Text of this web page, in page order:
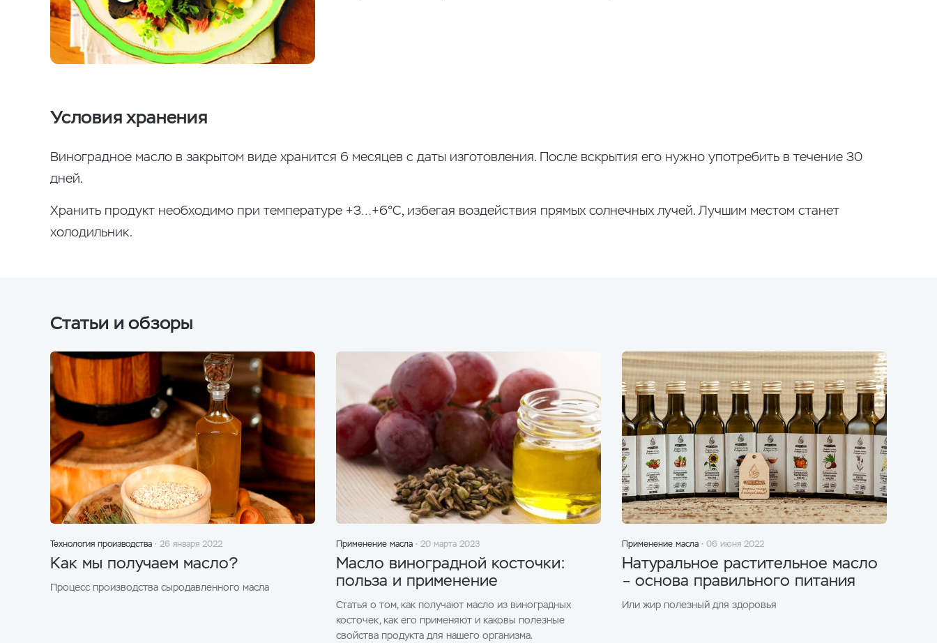
Условия хранения
Виноградное масло в закрытом виде хранится 6 месяцев с даты изготовления. После вскрытия его нужно употребить в течение 30
дней.
Хранить продукт необходимо при температуре +3…+6°С, избегая воздействия прямых солнечных лучей. Лучшим местом станет
холодильник.
Статьи и обзоры
Технология производства 26 января 2022
Как мы получаем масло?
Процесс производства сыродавленного масла
Применение масла 20 марта 2023
Масло виноградной косточки:
польза и применение
Статья о том, как получают масло из виноградных
косточек, как его применяют и каковы полезные
свойства продукта для нашего организма.
Применение масла 06 июня 2022
Натуральное растительное масло
– основа правильного питания
Или жир полезный для здоровья